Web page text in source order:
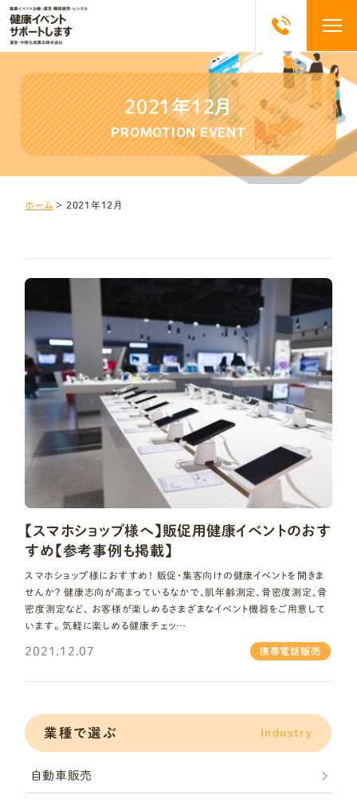
2021年12月
PROMOTION EVENT
ホーム ＞ 2021年12月
【スマホショップ様へ】販促用健康イベントのおす
すめ【参考事例も掲載】
スマホショップ様におすすめ！ 販促・集客向けの健康イベントを開きま
せんか？ 健康志向が高まっているなかで、肌年齢測定、骨密度測定、骨
密度測定など、 お客様が楽しめるさまざまなイベント機器をご用意して
います。 気軽に楽しめる健康チェッ…
2021.12.07 携帯電話販売
業種で選ぶ Industry
自動車販売